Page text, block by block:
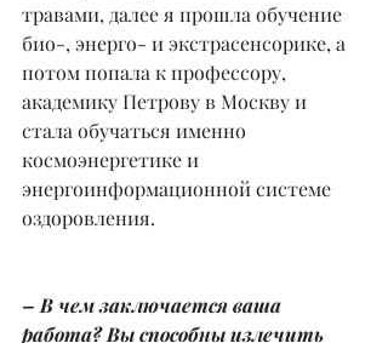
травами, далее я прошла обучение
био-, энерго- и экстрасенсорике, а
потом попала к профессору,
академику Петрову в Москву и
стала обучаться именно
космоэнергетике и
энергоинформационной системе
оздоровления.
– В чем заключается ваша
работа? Вы способны излечить